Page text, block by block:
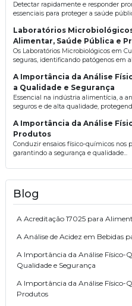
Detectar rapidamente e responder
essenciais para proteger a saúde
Laboratórios
Alimentar, Saúde Pública e
Os Laboratórios Microbiológicos em
seguras, identificando patógenos em
A Importância da Análise
a Qualidade e Segurança
Essencial na indústria alimentícia, a
seguros e de alta qualidade,
A Importância da Análise
Produtos
Conduzir ensaios físico-químicos nos
garantindo a segurança e qualidade...
Blog
A Acreditação 17025 para
A Análise de Acidez em Bebidas
A Importância da Análise Físico-
Qualidade e Segurança
A Importância da Análise Físico-
Produtos